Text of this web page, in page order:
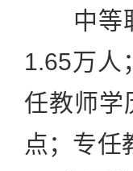
中等职
1.65万人
任教师学
点；专任